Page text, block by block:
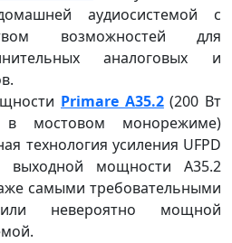
аудиосистемой с
возможностей для
аналоговых и
Primare A35.2(200 Вт
мостовом монорежиме)
технология усиления UFPD
мощности A35.2
самыми требовательными
или невероятно мощной